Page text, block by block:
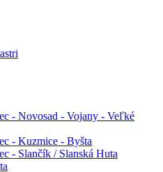
- Novosad - Vojany - Veľké
- Kuzmice - Byšta
- Slančík / Slanská Huta